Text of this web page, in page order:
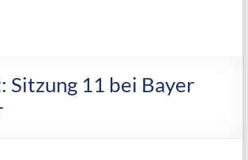
Sitzung 11 bei Bayer